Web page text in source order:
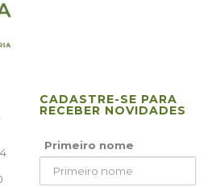
CADASTRE-SE PARA
RECEBER NOVIDADES
Primeiro nome